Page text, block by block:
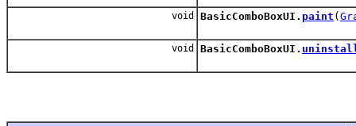
void BasicComboBoxUI. paint (
void BasicComboBoxUI.